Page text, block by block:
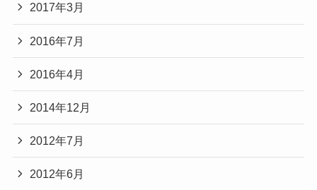
2017年3月
2016年7月
2016年4月
2014年12月
2012年7月
2012年6月